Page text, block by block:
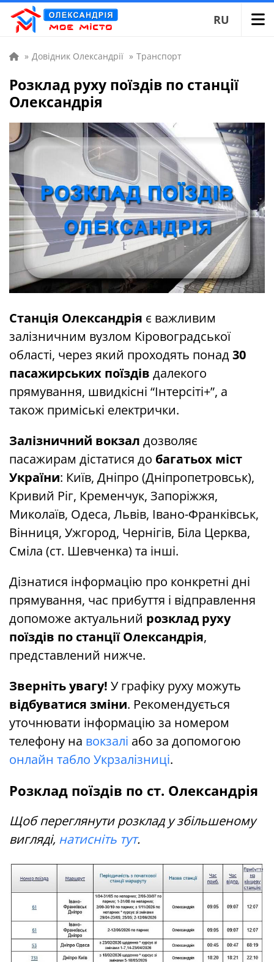
RU
» Довідник Олександрії » Транспорт
Розклад руху поїздів по станції
Олександрія
Станція Олександрія є важливим
залізничним вузлом Кіровоградської
області, через який проходять понад 30
пасажирських поїздів далекого
прямування, швидкісні “Інтерсіті+”, а
також приміські електрички.
Залізничний вокзал дозволяє
пасажирам дістатися до багатьох міст
України: Київ, Дніпро (Дніпропетровськ),
Кривий Ріг, Кременчук, Запоріжжя,
Миколаїв, Одеса, Львів, Івано-Франківськ,
Вінниця, Ужгород, Чернігів, Біла Церква,
Сміла (ст. Шевченка) та інші.
Дізнатися інформацію про конкретні дні
прямування, час прибуття і відправлення
допоможе актуальний розклад руху
поїздів по станції Олександрія,
представлений нижче.
Зверніть увагу! У графіку руху можуть
відбуватися зміни. Рекомендується
уточнювати інформацію за номером
телефону на вокзалі або за допомогою
онлайн табло Укрзалізниці.
Розклад поїздів по ст. Олександрія
Щоб переглянути розклад у збільшеному
вигляді, натисніть тут.